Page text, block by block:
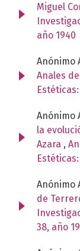
Miguel
año 1940
Anónimo
Anales
Anónimo
la
Azara ,
Anónimo
de
38, año